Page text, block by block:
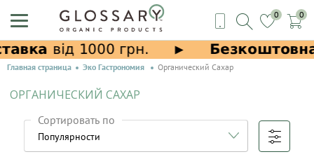
0 0
Главная страница Эко Гастрономия Органический Сахар
ОРГАНИЧЕСКИЙ САХАР
Сортировать по